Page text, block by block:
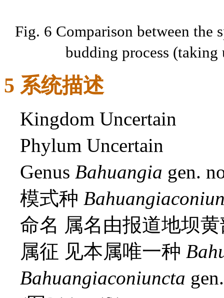
Fig. 6 Comparison between the
budding process (taking
5 系统描述
Kingdom Uncertain
Phylum Uncertain
Genus Bahuangia gen.
模式种 Bahuangia
命名 属名由报道地坝
属征 见本属唯一种
Bahuangiaconiuncta